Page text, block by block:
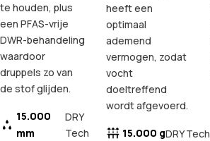
te houden, plus
een PFAS-vrije
DWR-behandeling
waardoor
druppels zo van
de stof glijden.
15.000
mm
DRY
Tech
heeft een
optimaal
ademend
vermogen, zodat
vocht
doeltreffend
wordt afgevoerd.
15.000 gDRY Tech